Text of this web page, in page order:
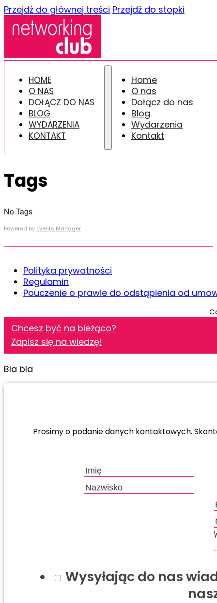
Przejdź do głównej treści Przejdź do stopki
HOME
O NAS
DOŁĄCZ DO NAS
BLOG
WYDARZENIA
KONTAKT
Home
O nas
Dołącz do nas
Blog
Wydarzenia
Kontakt
Tags
No Tags
Powered by Events Manager
Polityka prywatności
Regulamin
Pouczenie o prawie do odstąpienia od
Chcesz być na bieżąco?
Zapisz się na wiedzę!
Bla bla
Prosimy o podanie danych kontaktowych.
Wysyłając do nas